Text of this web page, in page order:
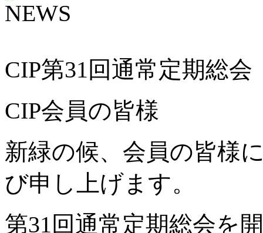
NEWS
CIP第31回通常定期総
CIP会員の皆様
新緑の候、会員の皆様
び申し上げます。
第31回通常定期総会を